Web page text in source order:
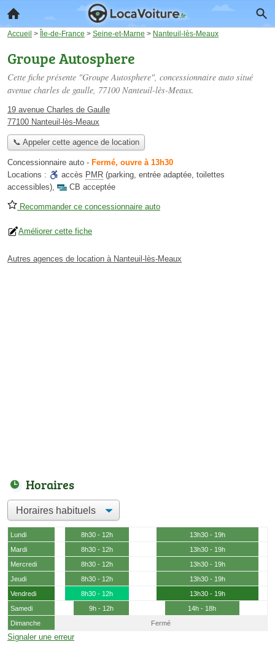
Accueil > Île-de-France > Seine-et-Marne > Nanteuil-lès-Meaux
Groupe Autosphere
Cette fiche présente "Groupe Autosphere", concessionnaire auto situé
avenue charles de gaulle, 77100 Nanteuil-lès-Meaux.
19 avenue Charles de Gaulle
77100 Nanteuil-lès-Meaux
📞 Appeler cette agence de location
Concessionnaire auto - Fermé, ouvre à 13h30
Locations :
accès PMR (parking, entrée adaptée, toilettes
accessibles), CB acceptée
Recommander ce concessionnaire auto
Améliorer cette fiche
Autres agences de location à Nanteuil-lès-Meaux
Horaires
Lundi 8h30 - 12h
13h30 - 19h
Mardi
8h30 - 12h
13h30 - 19h
Mercredi
8h30 - 12h
13h30 - 19h
Jeudi
8h30 - 12h
13h30 - 19h
Vendredi
8h30 - 12h
13h30 - 19h
Samedi
9h - 12h
14h - 18h
Dimanche
Fermé
Signaler une erreur